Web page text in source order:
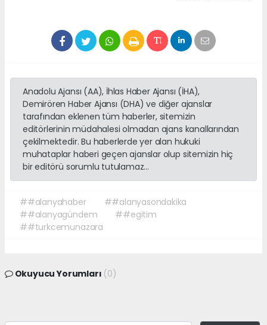
Anadolu Ajansı (AA), İhlas Haber Ajansı (İHA),
Demirören Haber Ajansı (DHA) ve diğer ajanslar
tarafından eklenen tüm haberler, sitemizin
editörlerinin müdahalesi olmadan ajans kanallarından
çekilmektedir. Bu haberlerde yer alan hukuki
muhataplar haberi geçen ajanslar olup sitemizin hiç
bir editörü sorumlu tutulamaz...
##alanyahaber
##alanyasondakika
##alanyagündem
##egitim
##turkcemunazara
Okuyucu Yorumları (0)